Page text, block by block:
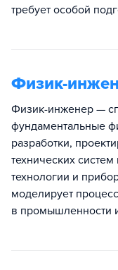
требует особой
Физик-
Физик-инженер —
фундаментальные
разработки,
технических
технологии и
моделирует
в промышленности